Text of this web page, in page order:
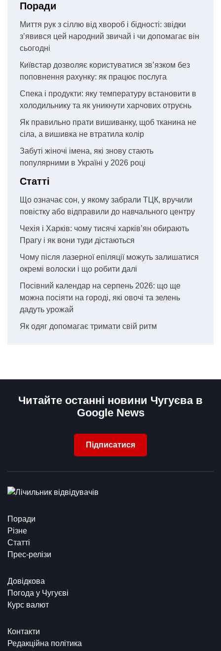
Поради
Миття рук з сіллю від хвороб і бідності: звідки
з’явився цей народний звичай і чи допомагає він
сьогодні
Київстар дозволяє користуватися зв’язком без
поповнення рахунку: як працює послуга
Спека і продукти: яку температуру встановити в
холодильнику та як уникнути харчових отруєнь
Як правильно прати вишиванку, щоб тканина не
сіла, а вишивка не втратила колір
Забуті жіночі імена, які знову стають
популярними в Україні у 2026 році
Статті
Що означає сон, у якому забрали ТЦК, вручили
повістку або відправили до навчального центру
Чехія і Харків: чому тисячі харків’ян обирають
Прагу і як вони туди дістаються
Чому після лазерної епіляції можуть залишатися
окремі волоски і що робити далі
Посівний календар на серпень 2026: що ще
можна посіяти на городі, які овочі та зелень
дадуть урожай
Як одяг допомагає тримати свій ритм
Читайте останні новини Чугуєва в
Google News
Підписатися
Поради
Різне
Статті
Прес-релізи
Довідкова
Погода у Чугуєві
Курс валют
Контакти
Редакційна політика